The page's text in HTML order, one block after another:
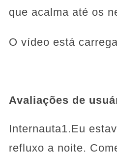
que acalma até os
O vídeo está
Avaliações de
Internauta1.Eu
refluxo a noite.